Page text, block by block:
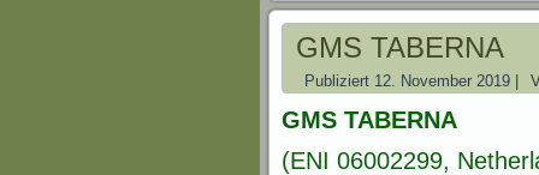
GMS TABERNA
Publiziert 12. November 2019
GMS TABERNA
(ENI 06002299,